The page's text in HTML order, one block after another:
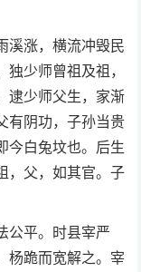
溪涨，横流冲毁民
少师曾祖及祖，
逮少师父生，家渐
有阴功，子孙当贵
今白兔坟也。后生
，父，如其官。子
公平。时县宰严
杨跪而宽解之。宰